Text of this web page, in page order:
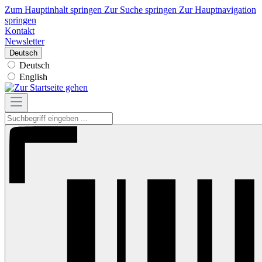
Zum Hauptinhalt springen Zur Suche springen Zur Hauptnavigation
springen
Kontakt
Newsletter
Deutsch
Deutsch
English